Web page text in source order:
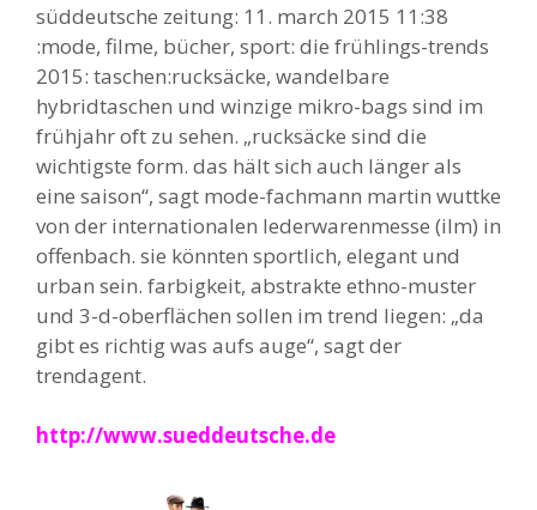
süddeutsche zeitung: 11. march 2015 11:38
:mode, filme, bücher, sport: die frühlings-trends
2015: taschen:rucksäcke, wandelbare
hybridtaschen und winzige mikro-bags sind im
frühjahr oft zu sehen. „rucksäcke sind die
wichtigste form. das hält sich auch länger als
eine saison“, sagt mode-fachmann martin wuttke
von der internationalen lederwarenmesse (ilm) in
offenbach. sie könnten sportlich, elegant und
urban sein. farbigkeit, abstrakte ethno-muster
und 3-d-oberflächen sollen im trend liegen: „da
gibt es richtig was aufs auge“, sagt der
trendagent.
http://www.sueddeutsche.de